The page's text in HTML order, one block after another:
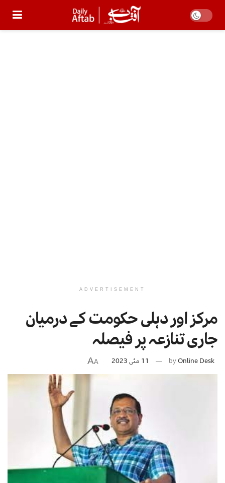
ADVERTISEMENT
مرکز اور دہلی حکومت کے درمیان
جاری تنازعہ پر فیصلہ
byOnline Desk 11 مئی 2023 A
A